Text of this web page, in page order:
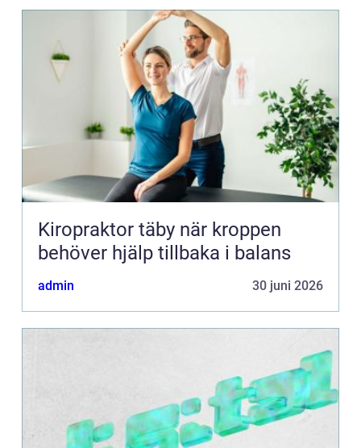
Kiropraktor täby när kroppen
behöver hjälp tillbaka i balans
admin 30 juni 2026